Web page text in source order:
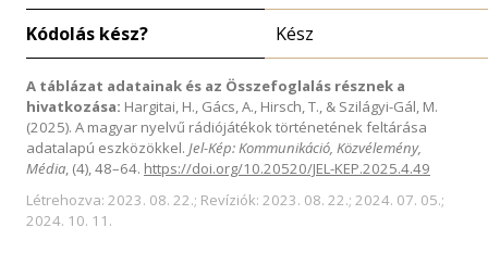
Kódolás kész? Kész
A táblázat adatainak és az Összefoglalás résznek a
hivatkozása: Hargitai, H., Gács, A., Hirsch, T., & Szilágyi-Gál, M.
(2025). A magyar nyelvű rádiójátékok történetének feltárása
adatalapú eszközökkel. Jel-Kép: Kommunikáció, Közvélemény,
Média, (4), 48–64. https://doi.org/10.20520/JEL-KEP.2025.4.49
Létrehozva: 2023. 08. 22.; Revíziók: 2023. 08. 22.; 2024. 07. 05.;
2024. 10. 11.